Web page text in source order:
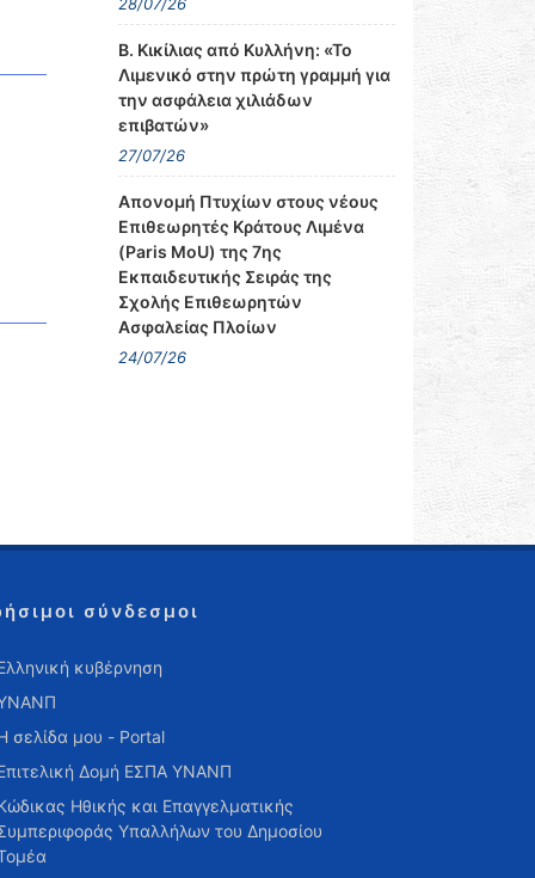
Β. Κικίλιας από Κυλλήνη: «Το
Λιμενικό στην πρώτη γραμμή για
την ασφάλεια χιλιάδων
επιβατών»
27/07/26
Απονομή Πτυχίων στους νέους
Επιθεωρητές Κράτους Λιμένα
(Paris MoU) της 7ης
Εκπαιδευτικής Σειράς της
Σχολής Επιθεωρητών
Ασφαλείας Πλοίων
24/07/26
σύνδεσμοι
κυβέρνηση
σελίδα μου - Portal
Δομή ΕΣΠΑ ΥΝΑΝΠ
Ηθικής και Επαγγελματικής
Υπαλλήλων του Δημοσίου